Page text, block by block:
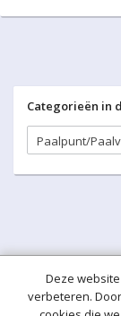
Categorieën in
Deze
verbeteren.